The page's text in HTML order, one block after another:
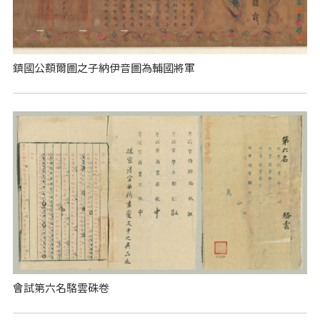
鎮國公額爾圖之子納伊音圖為輔國將軍
會試第六名駱雲硃卷